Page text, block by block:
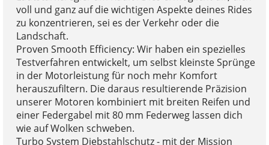
voll und ganz auf die wichtigen Aspekte deines Rides
zu konzentrieren, sei es der Verkehr oder die
Landschaft.
Proven Smooth Efficiency: Wir haben ein spezielles
Testverfahren entwickelt, um selbst kleinste Sprünge
in der Motorleistung für noch mehr Komfort
herauszufiltern. Die daraus resultierende Präzision
unserer Motoren kombiniert mit breiten Reifen und
einer Federgabel mit 80 mm Federweg lassen dich
wie auf Wolken schweben.
Turbo System Diebstahlschutz - mit der Mission